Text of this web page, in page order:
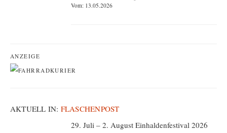
Vom: 13.05.2026
ANZEIGE
AKTUELL IN: FLASCHENPOST
29. Juli – 2. August Einhaldenfestival 2026